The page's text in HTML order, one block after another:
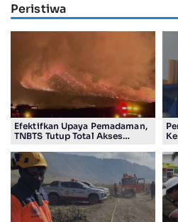
Peristiwa
Efektifkan Upaya Pemadaman,
TNBTS Tutup Total Akses
Bromo